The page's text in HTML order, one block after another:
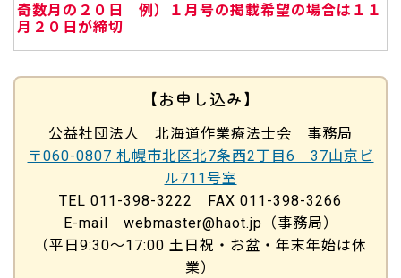
奇数月の２０日 例）１月号の掲載希望の場合は１１
月２０日が締切
【お申し込み】
公益社団法人 北海道作業療法士会 事務局
〒060-0807 札幌市北区北7条西2丁目6 37山京ビ
ル711号室
TEL 011-398-3222 FAX 011-398-3266
E-mail webmaster@haot.jp（事務局）
（平日9:30～17:00 土日祝・お盆・年末年始は休
業）